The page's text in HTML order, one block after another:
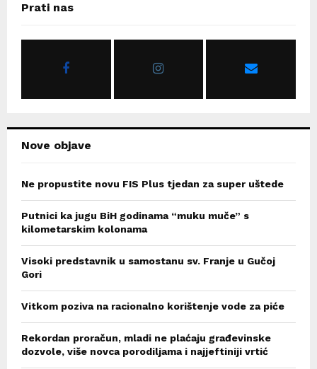
hPrati nas
Nove objave
Ne propustite novu FIS Plus tjedan za super uštede
Putnici ka jugu BiH godinama “muku muče” s
kilometarskim kolonama
Visoki predstavnik u samostanu sv. Franje u Gučoj
Gori
Vitkom poziva na racionalno korištenje vode za piće
Rekordan proračun, mladi ne plaćaju građevinske
dozvole, više novca porodiljama i najjeftiniji vrtić